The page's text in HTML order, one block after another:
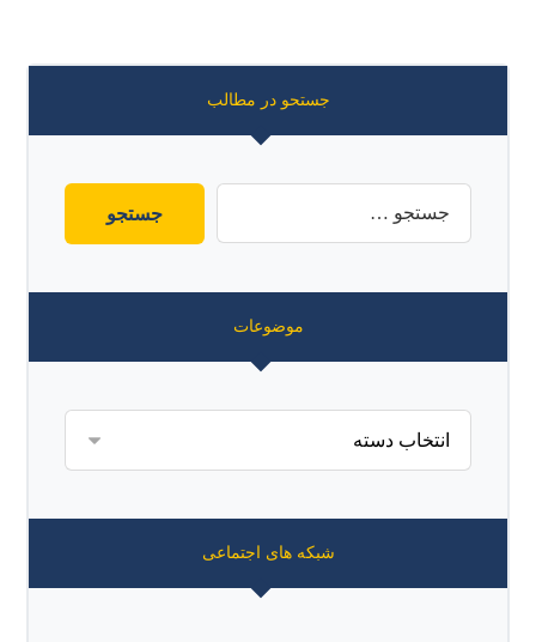
جستحو در مطالب
موضوعات
شبکه های اجتماعی